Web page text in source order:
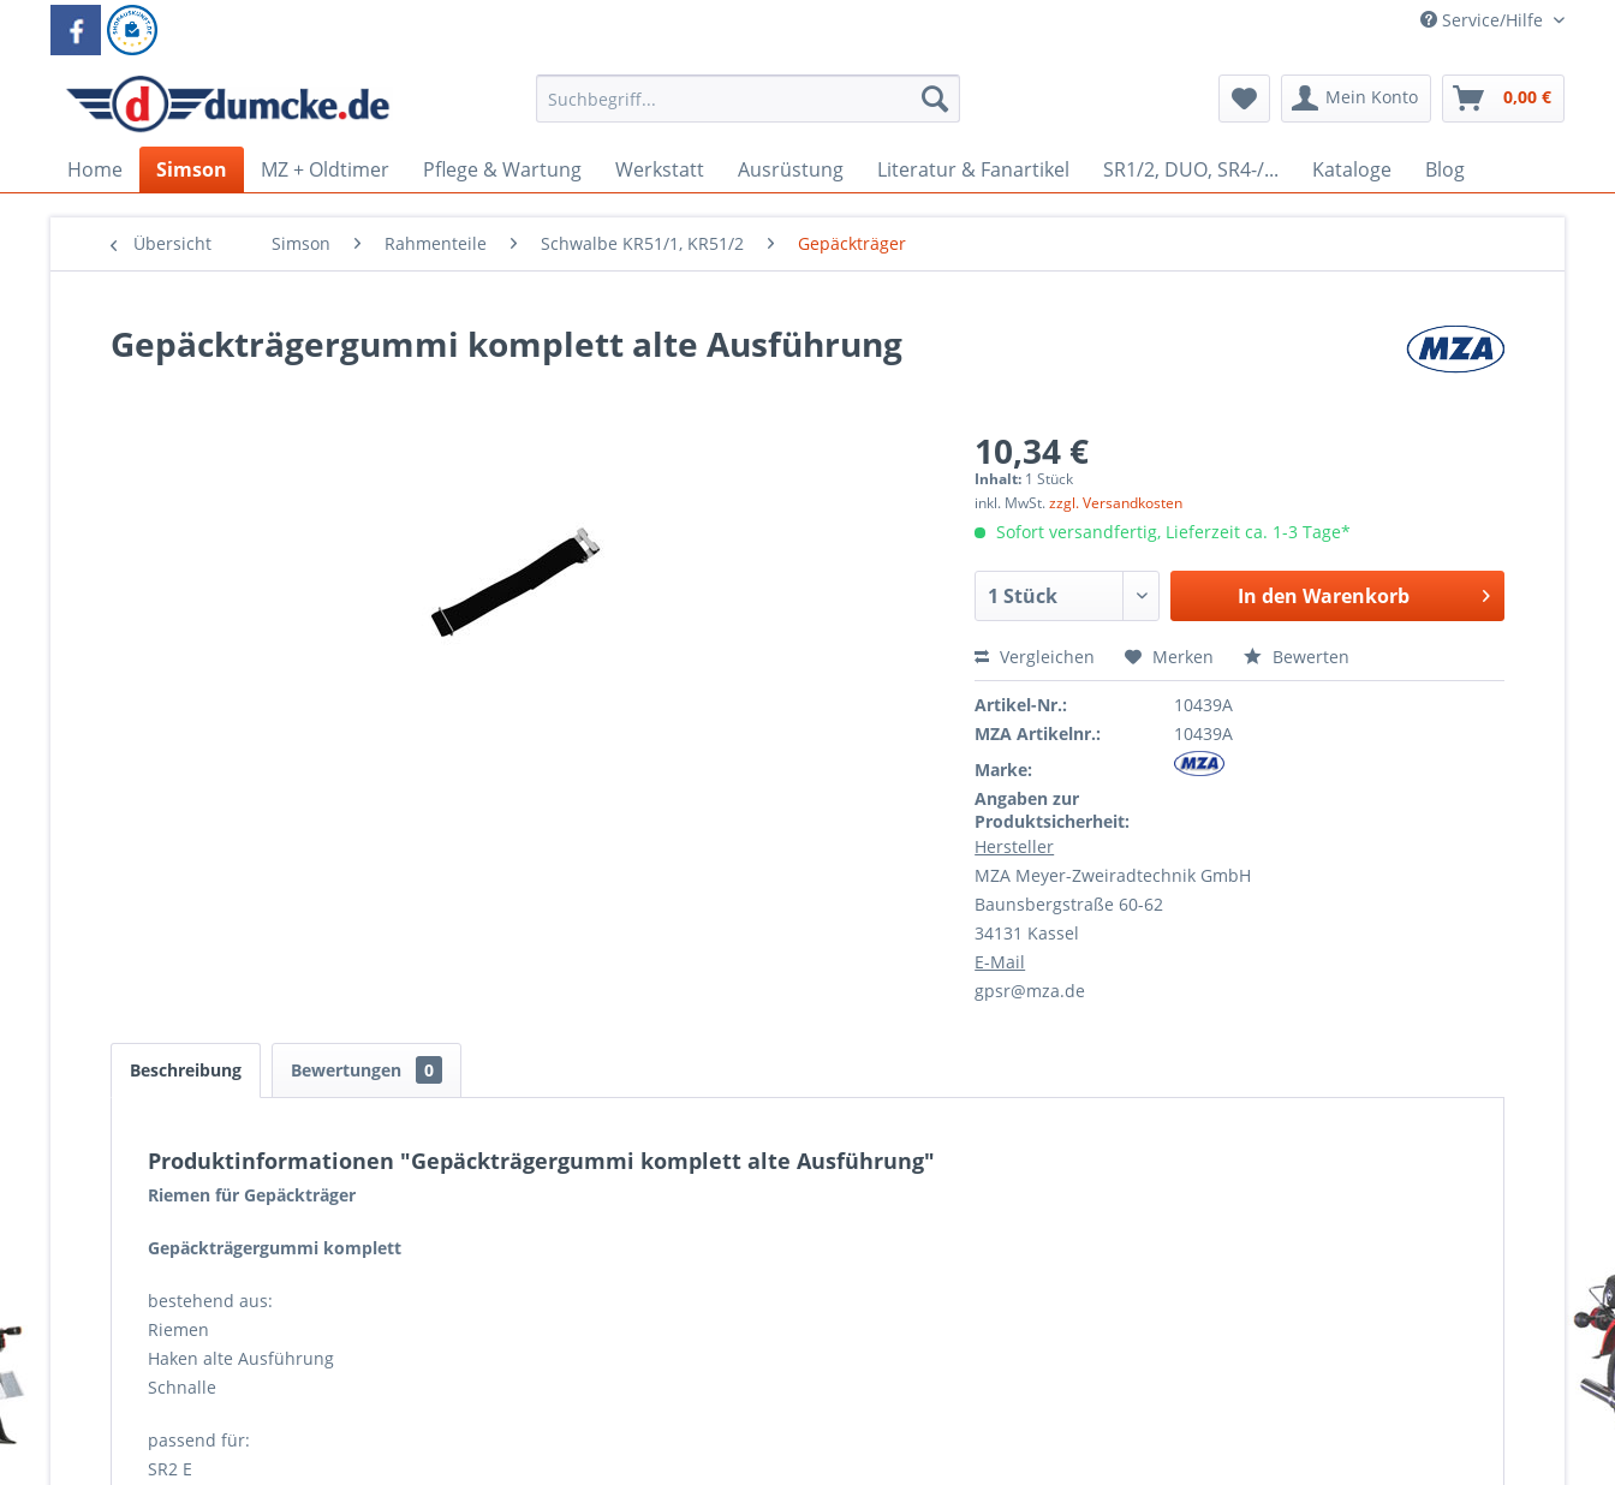
Service/Hilfe
Mein Konto 0,00 €
Home Simson MZ + Oldtimer Pflege & Wartung Werkstatt Ausrüstung Literatur & Fanartikel SR1/2, DUO, SR4-/... Kataloge Blog
Übersicht Simson Rahmenteile Schwalbe KR51/1, KR51/2 Gepäckträger
Gepäckträgergummi komplett alte Ausführung
10,34 €
Inhalt: 1 Stück
inkl. MwSt.zzgl. Versandkosten
Sofort versandfertig, Lieferzeit ca. 1-3 Tage*
In den Warenkorb
Vergleichen Merken Bewerten
Artikel-Nr.:
10439A
MZA Artikelnr.:
10439A
Marke:
Angaben zur
Produktsicherheit:
Hersteller
MZA Meyer-Zweiradtechnik GmbH
Baunsbergstraße 60-62
34131 Kassel
E-Mail
gpsr@mza.de
Beschreibung Bewertungen 0
Produktinformationen "Gepäckträgergummi komplett alte Ausführung"
Riemen für Gepäckträger
Gepäckträgergummi komplett
bestehend aus:
Riemen
Haken alte Ausführung
Schnalle
passend für:
SR2 E